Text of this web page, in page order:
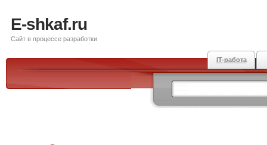
E-shkaf.ru
Сайт в процессе разработки
IT-работа